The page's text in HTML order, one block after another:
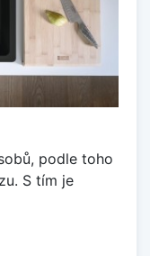
podle toho
S tím je